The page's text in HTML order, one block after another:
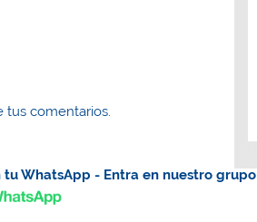
tus comentarios.
WhatsApp - Entra en nuestro grupo